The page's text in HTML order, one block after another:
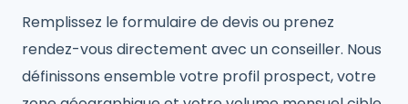
Remplissez le formulaire de devis ou prenez
rendez-vous directement avec un conseiller. Nous
définissons ensemble votre profil prospect, votre